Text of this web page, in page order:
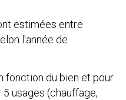
estimées entre
l'année de
fonction du bien et pour
usages (chauffage,